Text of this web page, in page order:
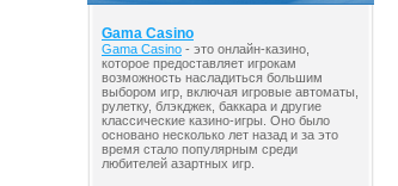
Gama Casino
Gama Casino - это онлайн-казино,
которое предоставляет игрокам
возможность насладиться большим
выбором игр, включая игровые автоматы,
рулетку, блэкджек, баккара и другие
классические казино-игры. Оно было
основано несколько лет назад и за это
время стало популярным среди
любителей азартных игр.